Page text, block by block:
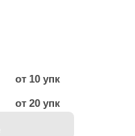
от 10 упк
от 20 упк